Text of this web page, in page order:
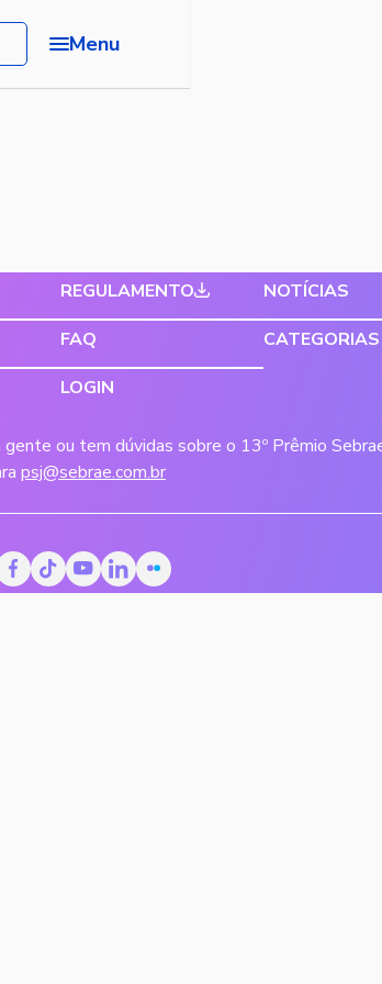
Menu
REGULAMENTO NOTÍCIAS
FAQ CATEGORIAS
LOGIN
gente ou tem dúvidas sobre o 13º Prêmio
psj@sebrae.com.br